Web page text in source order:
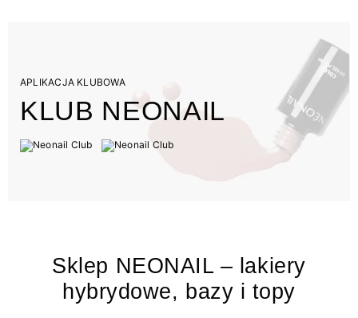
APLIKACJA KLUBOWA
KLUB NEONAIL
Sklep NEONAIL – lakiery
hybrydowe, bazy i topy